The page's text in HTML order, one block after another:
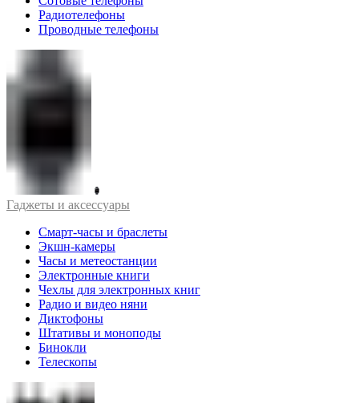
Радиотелефоны
Проводные телефоны
Гаджеты и аксессуары
Смарт-часы и браслеты
Экшн-камеры
Часы и метеостанции
Электронные книги
Чехлы для электронных книг
Радио и видео няни
Диктофоны
Штативы и моноподы
Бинокли
Телескопы